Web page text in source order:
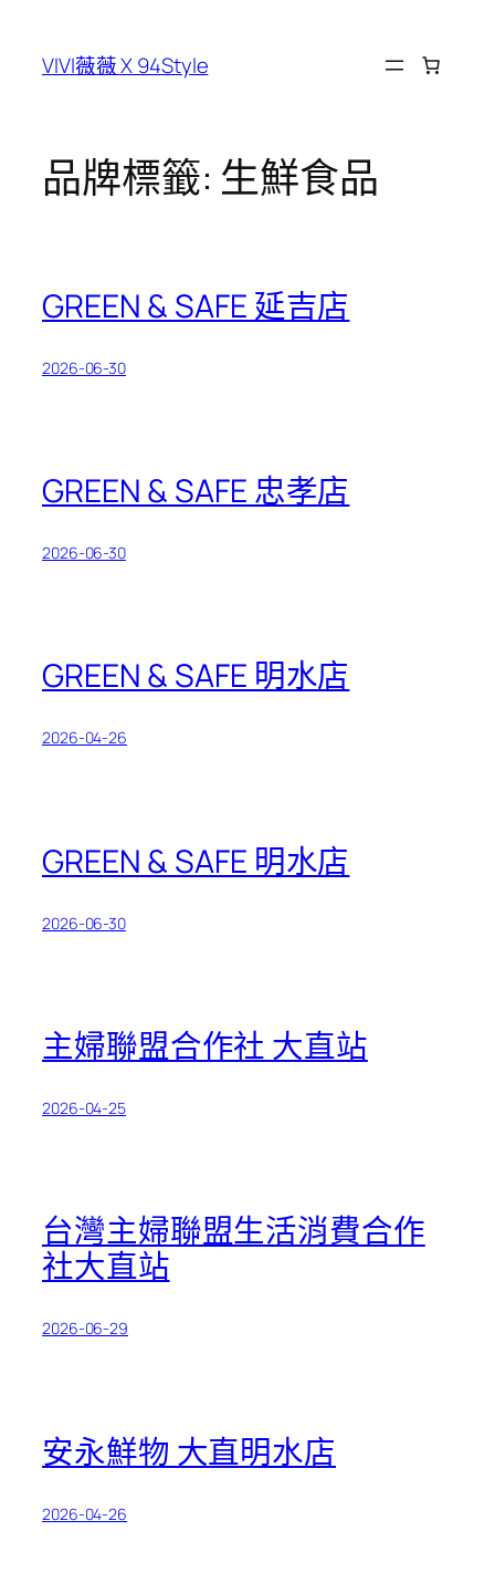
VIVI薇薇 X 94Style
品牌標籤: 生鮮食品
GREEN & SAFE 延吉店
2026-06-30
GREEN & SAFE 忠孝店
2026-06-30
GREEN & SAFE 明水店
2026-04-26
GREEN & SAFE 明水店
2026-06-30
主婦聯盟合作社 大直站
2026-04-25
台灣主婦聯盟生活消費合作
社大直站
2026-06-29
安永鮮物 大直明水店
2026-04-26